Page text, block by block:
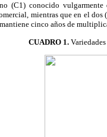
(C1) conocido vulgarmente
mientras que en el dos
cinco años de
CUADRO 1.